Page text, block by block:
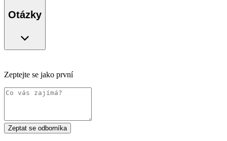
Otázky
Zeptejte se jako první
Zeptat se odborníka